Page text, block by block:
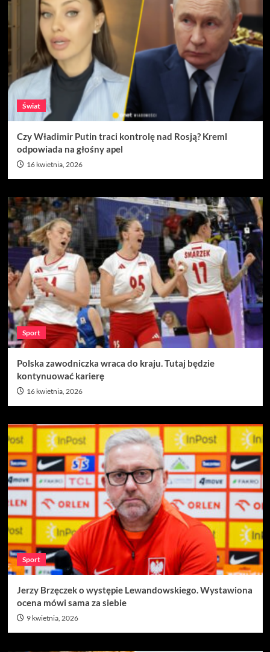
Świat
Czy Władimir Putin traci kontrolę nad Rosją? Kreml
odpowiada na głośny apel
16 kwietnia, 2026
Sport
Polska zawodniczka wraca do kraju. Tutaj będzie
kontynuować karierę
16 kwietnia, 2026
Sport
Jerzy Brzęczek o występie Lewandowskiego. Wystawiona
ocena mówi sama za siebie
9 kwietnia, 2026